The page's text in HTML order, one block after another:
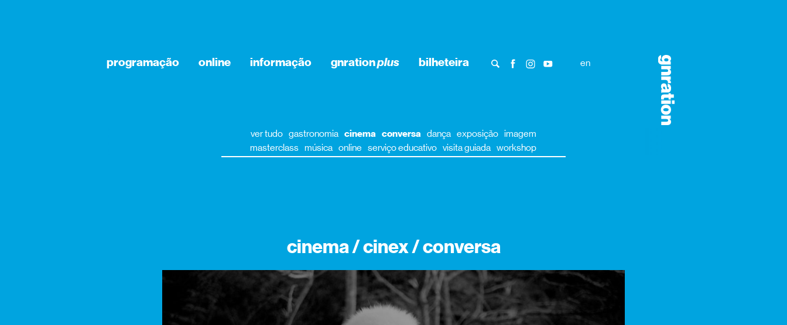
programação online informação gnrationplus bilheteira en
ver tudo gastronomia cinema conversa dança exposição imagem
masterclass música online serviço educativo visita guiada workshop
cinema / cinex / conversa